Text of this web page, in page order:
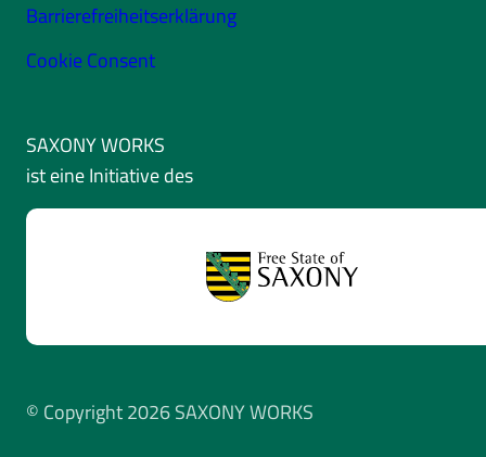
Barrierefreiheitserklärung
Cookie Consent
SAXONY WORKS
ist eine Initiative des
© Copyright 2026 SAXONY WORKS